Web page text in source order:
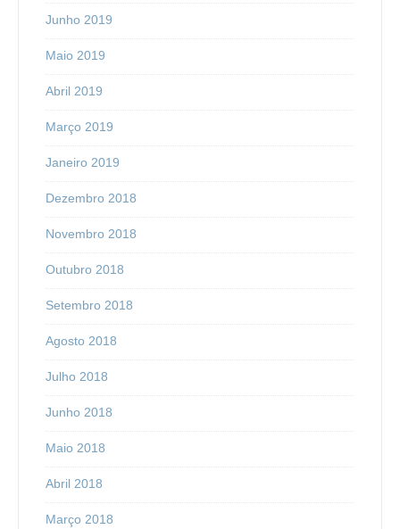
Junho 2019
Maio 2019
Abril 2019
Março 2019
Janeiro 2019
Dezembro 2018
Novembro 2018
Outubro 2018
Setembro 2018
Agosto 2018
Julho 2018
Junho 2018
Maio 2018
Abril 2018
Março 2018